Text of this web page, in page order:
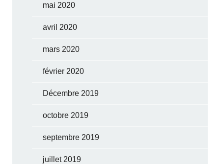
mai 2020
avril 2020
mars 2020
février 2020
Décembre 2019
octobre 2019
septembre 2019
juillet 2019